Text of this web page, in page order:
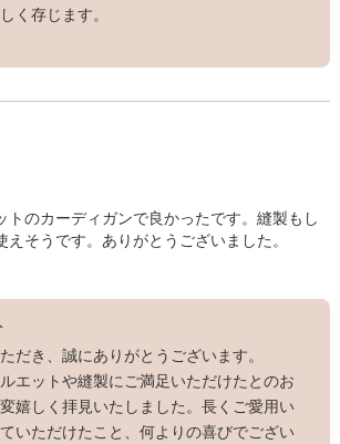
く存じます。
トのカーディガンで良かったです。縫製もし
そうです。ありがとうございました。
だき、誠にありがとうございます。
エットや縫製にご満足いただけたとのお
嬉しく拝見いたしました。長くご愛用い
いただけたこと、何よりの喜びでござい